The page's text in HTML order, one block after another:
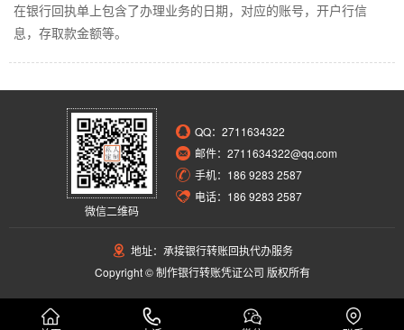
在银行回执单上包含了办理业务的日期，对应的账号，开户行信
息，存取款金额等。
微信二维码
QQ：2711634322
邮件：2711634322@qq.com
手机：186 9283 2587
电话：186 9283 2587
地址：承接银行转账回执代办服务
Copyright © 制作银行转账凭证公司 版权所有